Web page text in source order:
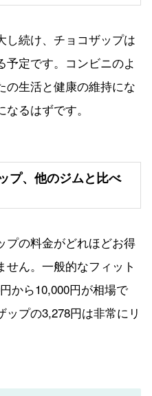
し続け、チョコザップは
定です。コンビニのよ
の生活と健康の維持にな
るはずです。
プ、他のジムと比べ
プの料金がどれほどお得
ん。一般的なフィット
から10,000円が相場で
プの3,278円は非常にリ